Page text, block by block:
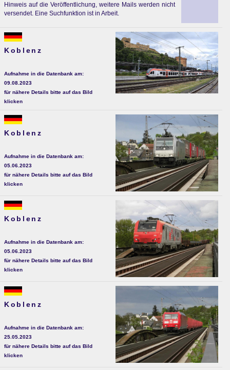
Hinweis auf die Veröffentlichung, weitere Mails werden nicht
versendet. Eine Suchfunktion ist in Arbeit.
Koblenz
Aufnahme in die Datenbank am:
09.08.2023
für nähere Details bitte auf das Bild
klicken
Koblenz
Aufnahme in die Datenbank am:
05.06.2023
für nähere Details bitte auf das Bild
klicken
Koblenz
Aufnahme in die Datenbank am:
05.06.2023
für nähere Details bitte auf das Bild
klicken
Koblenz
Aufnahme in die Datenbank am:
25.05.2023
für nähere Details bitte auf das Bild
klicken